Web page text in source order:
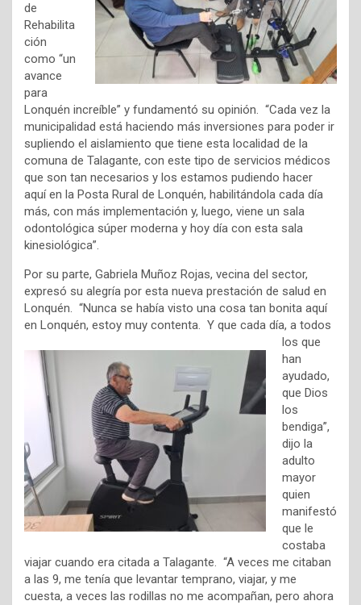
de
Rehabilita
ción
como “un
avance
para
Lonquén increíble” y fundamentó su opinión. “Cada vez la
municipalidad está haciendo más inversiones para poder ir
supliendo el aislamiento que tiene esta localidad de la
comuna de Talagante, con este tipo de servicios médicos
que son tan necesarios y los estamos pudiendo hacer
aquí en la Posta Rural de Lonquén, habilitándola cada día
más, con más implementación y, luego, viene un sala
odontológica súper moderna y hoy día con esta sala
kinesiológica”.
Por su parte, Gabriela Muñoz Rojas, vecina del sector,
expresó su alegría por esta nueva prestación de salud en
Lonquén. “Nunca se había visto una cosa tan bonita aquí
en Lonquén, estoy muy contenta. Y que cada día, a todos
los que
han
ayudado,
que Dios
los
bendiga”,
dijo la
adulto
mayor
quien
manifestó
que le
costaba
viajar cuando era citada a Talagante. “A veces me citaban
a las 9, me tenía que levantar temprano, viajar, y me
cuesta, a veces las rodillas no me acompañan, pero ahora